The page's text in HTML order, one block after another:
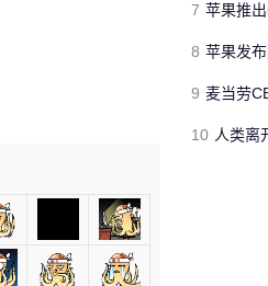
7 苹果推出
8 苹果发布配
9 麦当劳CEO
10 人类离